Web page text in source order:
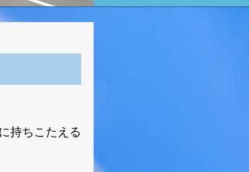
持ちこたえる